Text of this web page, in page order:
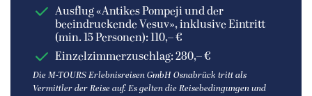
Ausflug «Antikes Pompeji und der
beeindruckende Vesuv», inklusive Eintritt
(min. 15 Personen): 110,– €
Einzelzimmerzuschlag: 280,– €
Die M-TOURS Erlebnisreisen GmbH Osnabrück tritt als
Vermittler der Reise auf. Es gelten die Reisebedingungen und